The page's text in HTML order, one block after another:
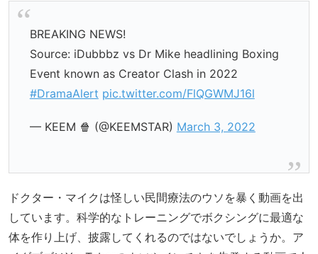
BREAKING NEWS!
Source: iDubbbz vs Dr Mike headlining Boxing
Event known as Creator Clash in 2022
#DramaAlert pic.twitter.com/FlQGWMJ16l
— KEEM 🍿 (@KEEMSTAR) March 3, 2022
ドクター・マイクは怪しい民間療法のウソを暴く動画を出
しています。科学的なトレーニングでボクシングに最適な
体を作り上げ、披露してくれるのではないでしょうか。ア